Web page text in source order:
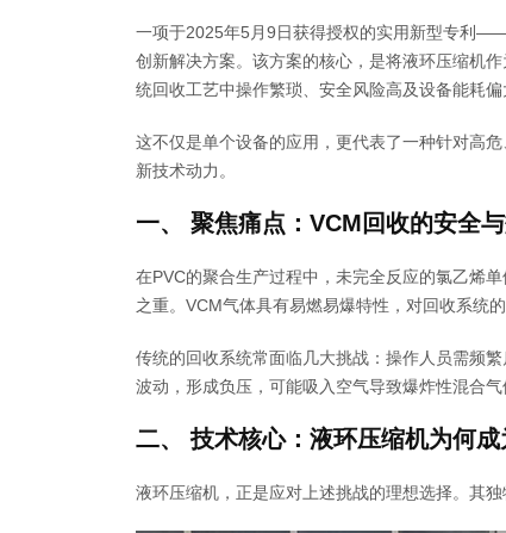
一项于2025年5月9日获得授权的实用新型专利
创新解决方案。该方案的核心，是将液环压缩机
统回收工艺中操作繁琐、安全风险高及设备能耗偏
这不仅是单个设备的应用，更代表了一种针对高
新技术动力。
一、 聚焦痛点：VCM回收的安全
在PVC的聚合生产过程中，未完全反应的氯乙烯
之重。VCM气体具有易燃易爆特性，对回收系统
传统的回收系统常面临几大挑战：操作人员需频
波动，形成负压，可能吸入空气导致爆炸性混合
二、 技术核心：液环压缩机为何成
液环压缩机，正是应对上述挑战的理想选择。其